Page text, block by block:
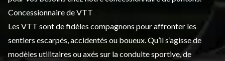
Concessionnaire de VTT
Les VTT sont de fidèles compagnons pour affronter les
sentiers escarpés, accidentés ou boueux. Qu’il s’agisse de
modèles utilitaires ou axés sur la conduite sportive, de